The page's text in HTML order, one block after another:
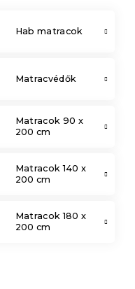
Hab matracok
Matracvédők
Matracok 90 x
200 cm
Matracok 140 x
200 cm
Matracok 180 x
200 cm